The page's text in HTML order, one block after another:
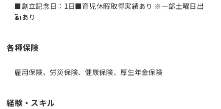
■創立記念日：1日■育児休暇取得実績あり ※一部土曜日出
勤あり
各種保険
雇用保険、労災保険、健康保険、厚生年金保険
経験・スキル